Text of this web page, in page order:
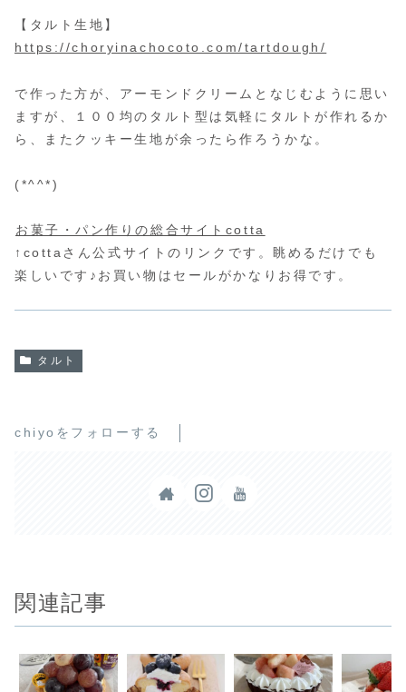
【タルト生地】
https://choryinachocoto.com/tartdough/
で作った方が、アーモンドクリームとなじむように思い
ますが、１００均のタルト型は気軽にタルトが作れるか
ら、またクッキー生地が余ったら作ろうかな。
(*^^*)
お菓子・パン作りの総合サイトcotta
↑cottaさん公式サイトのリンクです。眺めるだけでも
楽しいです♪お買い物はセールがかなりお得です。
タルト
chiyoをフォローする
関連記事